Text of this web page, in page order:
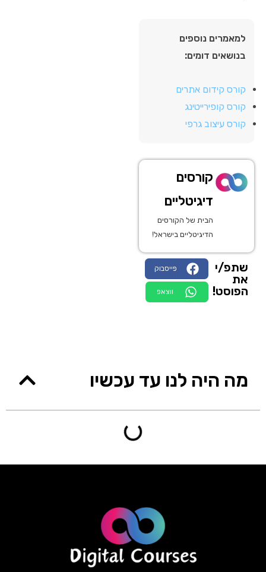
למאמרים נוספים
בנושאים דומים:
קורס קידום אתרים
קורס קופירייטינג
קורס עיצוב גרפי
קורסים
דיגיטליים
הבית של הקורסים
הדיגיטליים בישראל!
שתפ/י
את
הפוסט!
פייסבוק
ווצאפ
מה היה לנו עד עכשיו